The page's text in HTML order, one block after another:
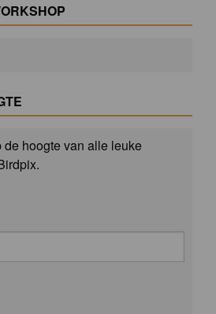
hoogte van alle leuke